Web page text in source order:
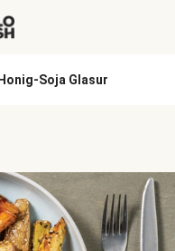
Soja Glasur